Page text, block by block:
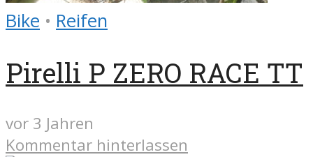
Bike • Reifen
Pirelli P ZERO RACE TT
vor 3 Jahren
Kommentar hinterlassen